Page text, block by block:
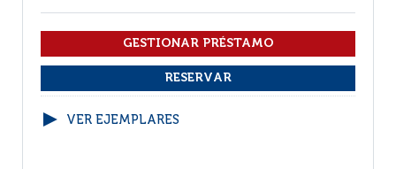
VER EJEMPLARES